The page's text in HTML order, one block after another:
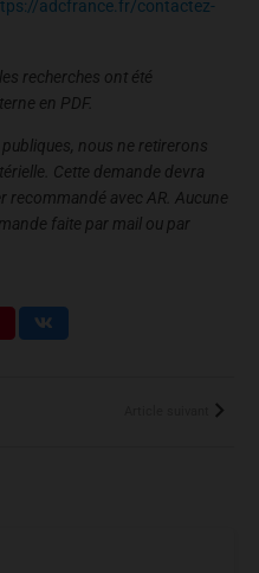
adcfrance.fr/contactez-
recherches ont été
en PDF.
nous ne retirerons
Cette demande devra
recommandé avec AR. Aucune
faite par mail ou par